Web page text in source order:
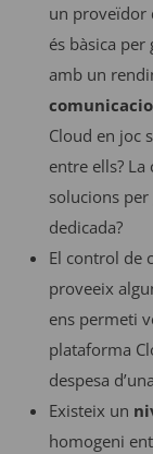
un proveïdor
és bàsica
amb un
Cloud en joc
entre ells? La
solucions
dedicada?
El control de
proveeix
ens permeti
plataforma
despesa
Existeix un
homogeni